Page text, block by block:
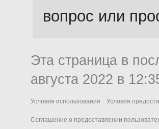
вопрос или
Эта страница в
августа 2022 в
Условия использования Условия
Соглашение о предоставлении